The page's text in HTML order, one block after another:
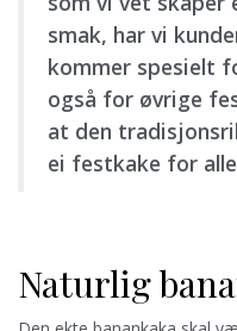
smak, har vi
kommer spesielt
også for øvrige
at den
ei festkake for
Naturlig